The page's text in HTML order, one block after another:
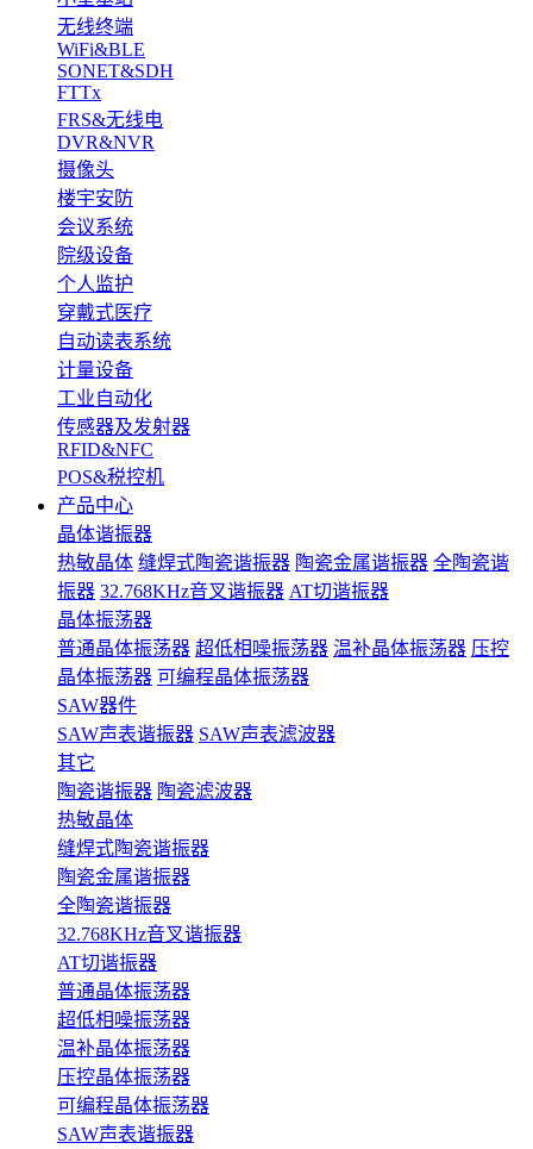
无线终端
WiFi&BLE
SONET&SDH
FTTx
FRS&无线电
DVR&NVR
摄像头
楼宇安防
会议系统
院级设备
个人监护
穿戴式医疗
自动读表系统
计量设备
工业自动化
传感器及发射器
RFID&NFC
POS&税控机
产品中心
晶体谐振器
热敏晶体 缝焊式陶瓷谐振器 陶瓷金属谐振器 全陶瓷谐
振器 32.768KHz音叉谐振器 AT切谐振器
晶体振荡器
普通晶体振荡器 超低相噪振荡器 温补晶体振荡器 压控
晶体振荡器 可编程晶体振荡器
SAW器件
SAW声表谐振器 SAW声表滤波器
其它
陶瓷谐振器 陶瓷滤波器
热敏晶体
缝焊式陶瓷谐振器
陶瓷金属谐振器
全陶瓷谐振器
32.768KHz音叉谐振器
AT切谐振器
普通晶体振荡器
超低相噪振荡器
温补晶体振荡器
压控晶体振荡器
可编程晶体振荡器
SAW声表谐振器